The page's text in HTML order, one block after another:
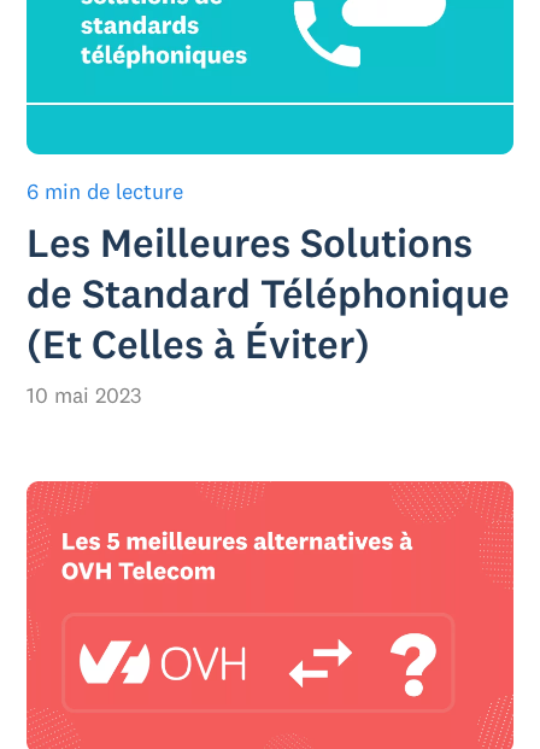
6 min de lecture
Les Meilleures Solutions
de Standard Téléphonique
(Et Celles à Éviter)
10 mai 2023